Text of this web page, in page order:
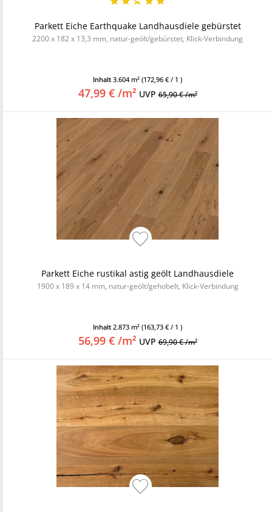
Parkett Eiche Earthquake Landhausdiele gebürstet
2200 x 182 x 13,3 mm, natur-geölt/gebürstet, Klick-Verbindung
Inhalt 3.604 m² (172,96 € / 1 )
47,99 € /m² UVP65,90 € /m²
Parkett Eiche rustikal astig geölt Landhausdiele
1900 x 189 x 14 mm, natur-geölt/gehobelt, Klick-Verbindung
Inhalt 2.873 m² (163,73 € / 1 )
56,99 € /m² UVP69,90 € /m²